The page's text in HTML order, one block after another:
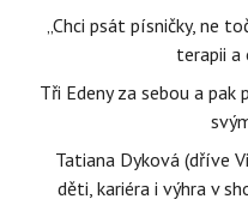
„Chci psát písničky, ne
terapii a
Tři Edeny za sebou a
Tatiana Dyková (dříve
děti, kariéra i výhra v